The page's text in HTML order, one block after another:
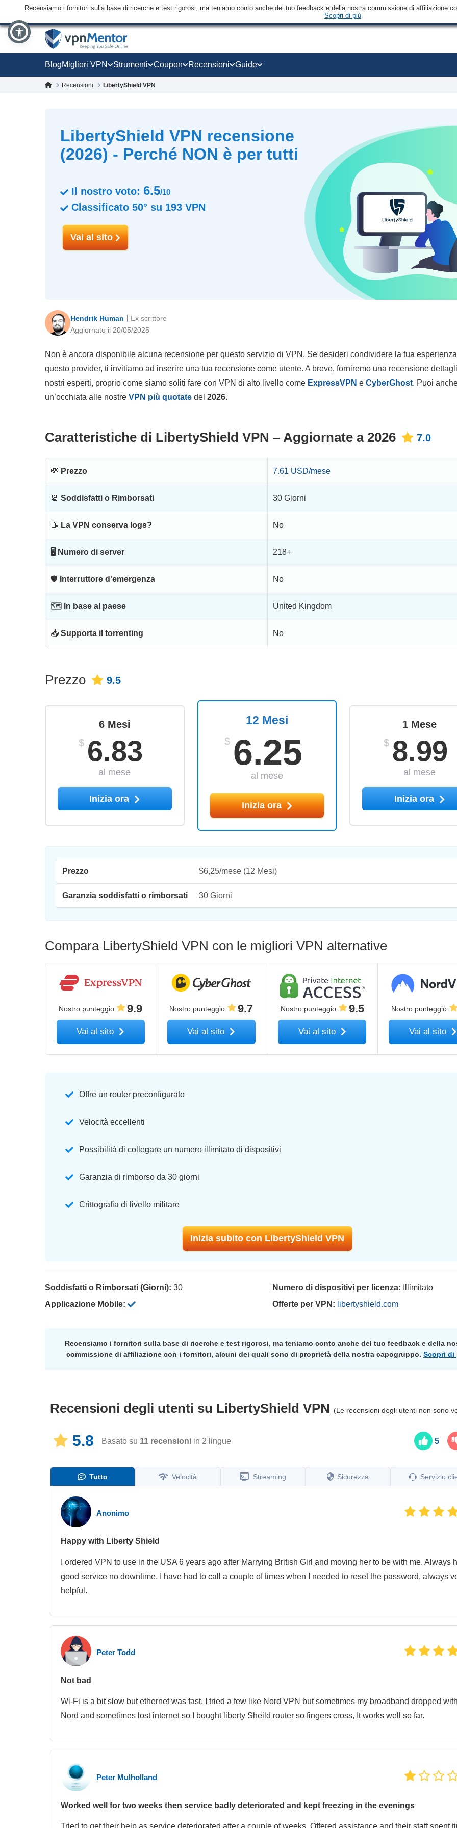
Recensiamo i fornitori sulla base di ricerche e test rigorosi, ma teniamo conto anche del tuo feedback e della nostra commissione di affiliazione
Scopri di più
BlogMigliori VPN Strumenti Coupon Recensioni Guide
Recensioni LibertyShield VPN
LibertyShield VPN recensione
(2026) - Perché NON è per tutti
Il nostro voto: 6.5/10
Classificato 50° su 193 VPN
Vai al sito
Hendrik Human
Aggiornato il 20/05/2025
Ex scrittore
Non è ancora disponibile alcuna recensione per questo servizio di VPN. Se desideri condividere la tua
questo provider, ti invitiamo ad inserire una tua recensione come utente. A breve, forniremo una recensione
nostri esperti, proprio come siamo soliti fare con VPN di alto livello come ExpressVPN e CyberGhost. Puoi
un’occhiata alle nostre VPN più quotate del 2026.
Caratteristiche di LibertyShield VPN – Aggiornate a 2026 7.0
💸 Prezzo 7.61 USD/mese
📆 Soddisfatti o Rimborsati 30 Giorni
📝 La VPN conserva logs? No
🖥 Numero di server 218+
🛡 Interruttore d'emergenza No
🗺 In base al paese United Kingdom
📥 Supporta il torrenting No
Prezzo 9.5
12 Mesi
$ 6.25
al mese
Inizia ora
6 Mesi
$ 6.83
al mese
Inizia ora
1 Mese
$ 8.99
al mese
Inizia ora
Prezzo $6,25/mese(12 Mesi)
Garanzia soddisfatti o rimborsati 30 Giorni
Compara LibertyShield VPN con le migliori VPN alternative
Nostro punteggio: 9.9
Vai al sito
Nostro punteggio: 9.7
Vai al sito
Nostro punteggio: 9.5
Vai al sito
Nostro punteggio:
Vai al sito
Offre un router preconfigurato
Velocità eccellenti
Possibilità di collegare un numero illimitato di dispositivi
Garanzia di rimborso da 30 giorni
Crittografia di livello militare
Inizia subito con LibertyShield VPN
Soddisfatti o Rimborsati (Giorni): 30
Applicazione Mobile:
Numero di dispositivi per licenza:
Illimitato
Offerte per VPN: libertyshield.com
Recensiamo i fornitori sulla base di ricerche e test rigorosi, ma teniamo conto anche del tuo feedback e della
commissione di affiliazione con i fornitori, alcuni dei quali sono di proprietà della nostra capogruppo. Scopri di
Recensioni degli utenti su LibertyShield VPN (Le recensioni degli utenti non sono
5.8 Basato su 11 recensioni in 2 lingue 5
Tutto Velocità Streaming Sicurezza Servizio
Anonimo
Happy with Liberty Shield
I ordered VPN to use in the USA 6 years ago after Marrying British Girl and moving her to be with me. Always
good service no downtime. I have had to call a couple of times when I needed to reset the password, always
helpful.
Peter Todd
Not bad
Wi-Fi is a bit slow but ethernet was fast, I tried a few like Nord VPN but sometimes my broadband dropped
Nord and sometimes lost internet so I bought liberty Sheild router so fingers cross, It works well so far.
Peter Mulholland
Worked well for two weeks then service badly deteriorated and kept freezing in the evenings
Tried to get their help as service deteriorated after a couple of weeks. Offered assistance and their staff spent